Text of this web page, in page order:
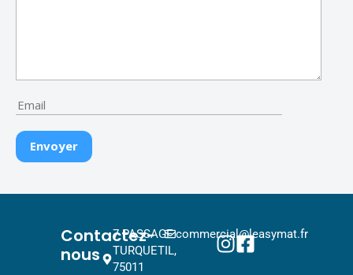
Contactez-
nous
7 PASSAGE
TURQUETIL,
75011
commercial@leasymat.fr